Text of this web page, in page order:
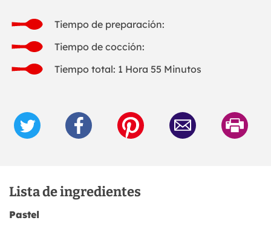
Tiempo de preparación:
Tiempo de cocción:
Tiempo total: 1 Hora 55 Minutos
Lista de ingredientes
Pastel